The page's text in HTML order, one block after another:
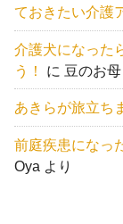
ておきたい介護
介護犬になった
う！
に 豆のお
あきらが旅立ち
前庭疾患になっ
Oya より